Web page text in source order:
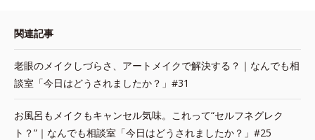
関連記事
老眼のメイクしづらさ、アートメイクで解決する？｜なんでも相
談室「今日はどうされましたか？」#31
お風呂もメイクもキャンセル気味。これって“セルフネグレク
ト？”｜なんでも相談室「今日はどうされましたか？」#25